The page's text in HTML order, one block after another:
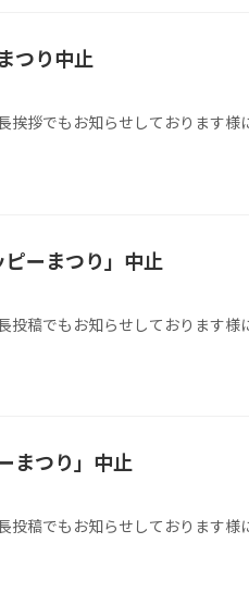
つり中止
挨拶でもお知らせしております
ーまつり」中止
投稿でもお知らせしております
まつり」中止
投稿でもお知らせしております